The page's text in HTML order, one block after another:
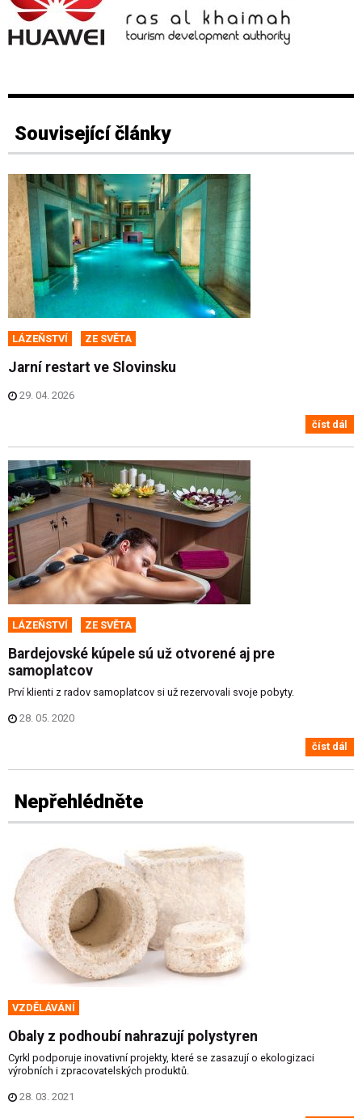
Související články
LÁZEŇSTVÍ ZE SVĚTA
Jarní restart ve Slovinsku
29. 04. 2026
číst dál
LÁZEŇSTVÍ ZE SVĚTA
Bardejovské kúpele sú už otvorené aj pre
samoplatcov
Prví klienti z radov samoplatcov si už rezervovali svoje pobyty.
28. 05. 2020
číst dál
Nepřehlédněte
VZDĚLÁVÁNÍ
Obaly z podhoubí nahrazují polystyren
Cyrkl podporuje inovativní projekty, které se zasazují o ekologizaci
výrobních i zpracovatelských produktů.
28. 03. 2021